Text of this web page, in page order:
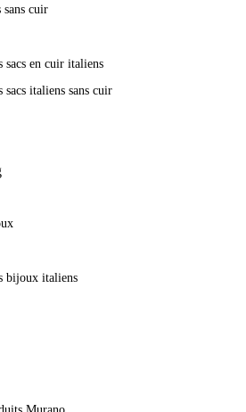
sans cuir
sacs en cuir italiens
sacs italiens sans cuir
bijoux italiens